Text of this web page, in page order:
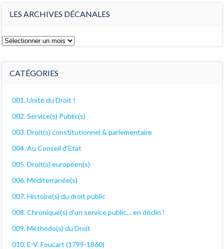
LES ARCHIVES DÉCANALES
Les
CATÉGORIES
001. Unité du Droit !
002. Service(s) Public(s)
003. Droit(s) constitutionnel & parlementaire
004. Au Conseil d'Etat
005. Droit(s) européen(s)
006. Méditerranée(s)
007. Histoire(s) du droit public
008. Chronique(s) d'un service public… en déclin !
009. Méthodo(s) du Droit
010. E-V. Foucart (1799-1860)